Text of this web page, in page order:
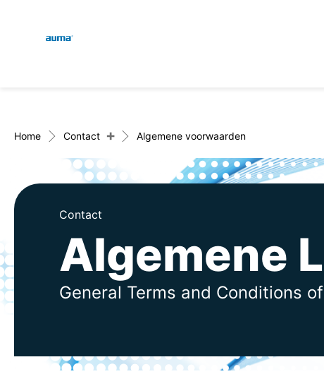
Europa
Azië en Stille Oceaan
Noord-Amerika
Home Contact + Algemene voorwaarden
Contact
Algemene
General Terms and Conditions